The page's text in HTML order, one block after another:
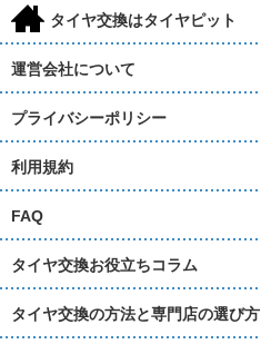
h タイヤ交換はタイヤピット
運営会社について
プライバシーポリシー
利用規約
FAQ
タイヤ交換お役立ちコラム
タイヤ交換の方法と専門店の選び方